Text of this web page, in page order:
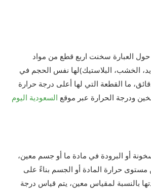
العبارة سخنت اربع قطع من مواد
الخشب، البلاستيك)لها نفس الحجم في
مائيّ لمدة ١٠ دقائق، ما القطعة التي لها أعلى درجة حرارة
ودرجة الحرارة عبر موقع السعودية اليوم
أو البرودة في مادة ما أو جسم معين،
مستوى حرارة المادة أو الجسم بناءً على
بالنسبة لمقياس معين، يتم قياس درجة